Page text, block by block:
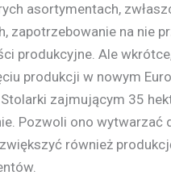
asortymentach,
zapotrzebowanie na nie
produkcyjne. Ale
produkcji w nowym
zajmującym 35
Pozwoli ono wytwarzać
również